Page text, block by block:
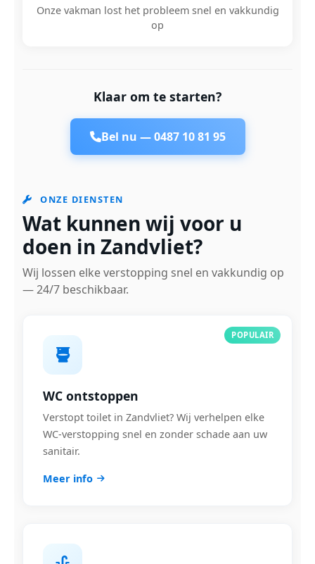
Onze vakman lost het probleem snel en vakkundig
op
Klaar om te starten?
Bel nu —0487 10 81 95
ONZE DIENSTEN
Wat kunnen wij voor u
doen in Zandvliet?
Wij lossen elke verstopping snel en vakkundig op
— 24/7 beschikbaar.
POPULAIR
WC ontstoppen
Verstopt toilet in Zandvliet? Wij verhelpen elke
WC-verstopping snel en zonder schade aan uw
sanitair.
Meer info